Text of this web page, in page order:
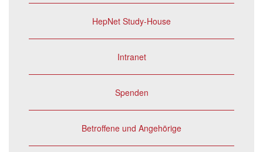
HepNet Study-House
Intranet
Spenden
Betroffene und Angehörige